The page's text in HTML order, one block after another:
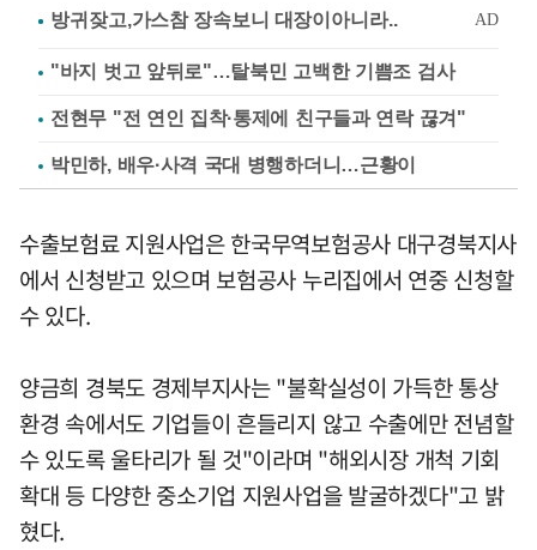
"바지 벗고 앞뒤로"…탈북민 고백한 기쁨조 검사
전현무 "전 연인 집착·통제에 친구들과 연락 끊겨"
박민하, 배우·사격 국대 병행하더니…근황이
수출보험료 지원사업은 한국무역보험공사 대구경북지사
에서 신청받고 있으며 보험공사 누리집에서 연중 신청할
수 있다.
양금희 경북도 경제부지사는 "불확실성이 가득한 통상
환경 속에서도 기업들이 흔들리지 않고 수출에만 전념할
수 있도록 울타리가 될 것"이라며 "해외시장 개척 기회
확대 등 다양한 중소기업 지원사업을 발굴하겠다"고 밝
혔다.